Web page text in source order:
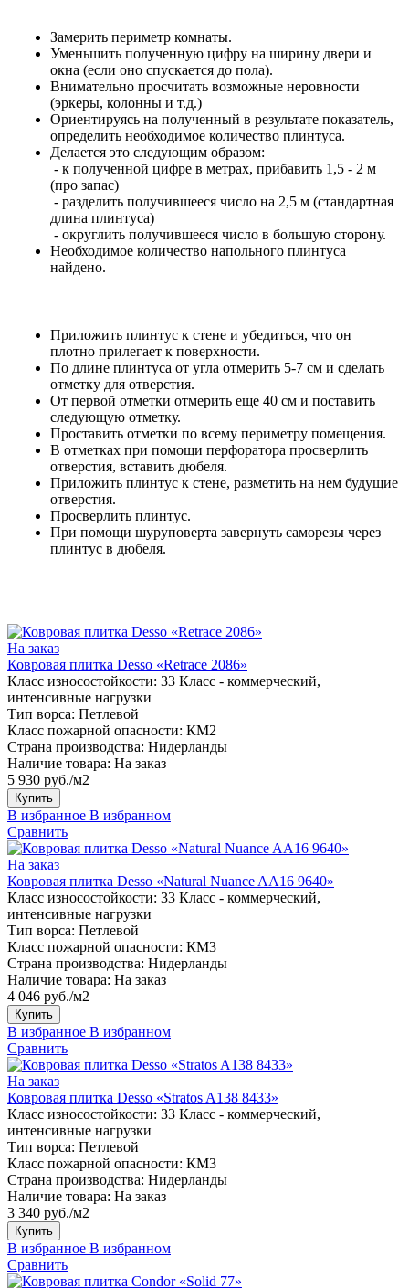
Замерить периметр комнаты.
Уменьшить полученную цифру на ширину двери и
окна (если оно спускается до пола).
Внимательно просчитать возможные неровности
(эркеры, колонны и т.д.)
Ориентируясь на полученный в результате показатель,
определить необходимое количество плинтуса.
Делается это следующим образом:
- к полученной цифре в метрах, прибавить 1,5 - 2 м
(про запас)
- разделить получившееся число на 2,5 м (стандартная
длина плинтуса)
- округлить получившееся число в большую сторону.
Необходимое количество напольного плинтуса
найдено.
Приложить плинтус к стене и убедиться, что он
плотно прилегает к поверхности.
По длине плинтуса от угла отмерить 5-7 см и сделать
отметку для отверстия.
От первой отметки отмерить еще 40 см и поставить
следующую отметку.
Проставить отметки по всему периметру помещения.
В отметках при помощи перфоратора просверлить
отверстия, вставить дюбеля.
Приложить плинтус к стене, разметить на нем будущие
отверстия.
Просверлить плинтус.
При помощи шуруповерта завернуть саморезы через
плинтус в дюбеля.
На заказ
Ковровая плитка Desso «Retrace 2086»
Класс износостойкости: 33 Класс - коммерческий,
интенсивные нагрузки
Тип ворса: Петлевой
Класс пожарной опасности: КМ2
Страна производства: Нидерланды
Наличие товара: На заказ
5 930 руб./м2
Купить
В избранное В избранном
Сравнить
На заказ
Ковровая плитка Desso «Natural Nuance AA16 9640»
Класс износостойкости: 33 Класс - коммерческий,
интенсивные нагрузки
Тип ворса: Петлевой
Класс пожарной опасности: КМ3
Страна производства: Нидерланды
Наличие товара: На заказ
4 046 руб./м2
Купить
В избранное В избранном
Сравнить
На заказ
Ковровая плитка Desso «Stratos A138 8433»
Класс износостойкости: 33 Класс - коммерческий,
интенсивные нагрузки
Тип ворса: Петлевой
Класс пожарной опасности: КМ3
Страна производства: Нидерланды
Наличие товара: На заказ
3 340 руб./м2
Купить
В избранное В избранном
Сравнить